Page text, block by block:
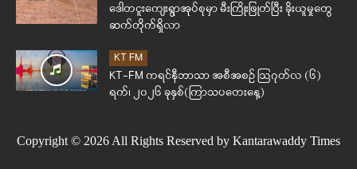
ဒေါတငူးကျေးရွာအုပ်စုမှာ မီးကြိုးဖြုတ်ပြီး ခိုးယူမှုတွေ
ဆက်တိုက်ရှိလာ
KT FM
KT-FM ကရင်နီဘာသာ အစီအစဉ် ဩဂုတ်လ (၆)
ရက်၊ ၂၀၂၆ ခုနှစ်(ကြာသပတေးနေ့)
Copyright © 2026 All Rights Reserved by Kantarawaddy Times